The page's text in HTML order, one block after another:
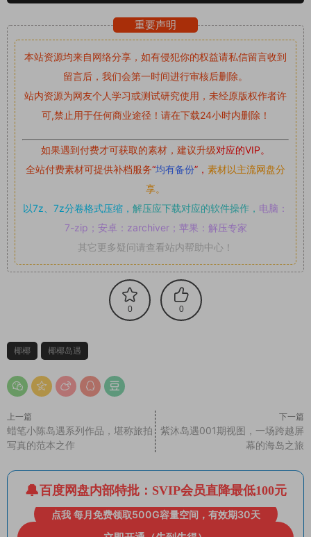
重要声明
本站资源均来自网络分享，如有侵犯你的权益请私信留言收到
留言后，我们会第一时间进行审核后删除。
站内资源为网友个人学习或测试研究使用，未经原版权作者许
可,禁止用于任何商业途径！请在下载24小时内删除！
如果遇到付费才可获取的素材，建议升级对应的VIP。
全站付费素材可提供补档服务“均有备份”， 素材以主流网盘分
享。
以7z、7z分卷格式压缩， 解压应下载对应的软件操作， 电脑：
7-zip；安卓：zarchiver；苹果：解压专家
其它更多疑问请查看站内帮助中心！
0 0
椰椰 椰椰岛遇
上一篇
蜡笔小陈岛遇系列作品，堪称旅拍
写真的范本之作
下一篇
紫沐岛遇001期视图，一场跨越屏
幕的海岛之旅
百度网盘内部特批：SVIP会员直降最低100元
点我 每月免费领取500G容量空间，有效期30天